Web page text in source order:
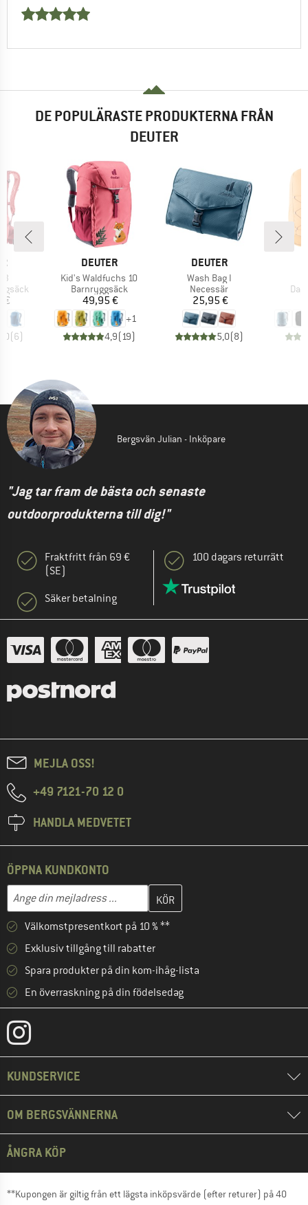
DE POPULÄRASTE PRODUKTERNA FRÅN
DEUTER
€
(6)
VARUMÄRKE
DEUTER
Produkter
Kid's Waldfuchs 10
Produktgrupp
Barnryggsäck
Pris
49,95 €
+1
4,9( 19)
VARUMÄRKE
DEUTER
Produkter
Wash Bag I
Produktgrupp
Necessär
Pris
25,95 €
5,0(8)
Bergsvän Julian - Inköpare
"Jag tar fram de bästa och senaste
outdoorprodukterna till dig!"
Fraktfritt från 69 €
(SE)
Säker betalning
100 dagars returrätt
MEJLA OSS!
+49 7121-70 12 0
HANDLA MEDVETET
ÖPPNA KUNDKONTO
Mejladress
Skriv in din e-postadress här och skapa ditt kundkonto i nästa
Välkomstpresentkort på 10 % **
Exklusiv tillgång till rabatter
Spara produkter på din kom-ihåg-lista
En överraskning på din födelsedag
KUNDSERVICE
OM BERGSVÄNNERNA
ÅNGRA KÖP
**Kupongen är giltig från ett lägsta inköpsvärde (efter returer) på 40